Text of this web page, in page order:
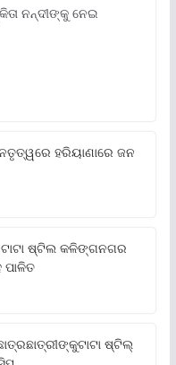
ନନ୍ଦୀଙ୍କୁ ନେଇ
ହରିୟାଣାରେ ଜନ
ଟାଟା ଷ୍ଟିଲ କଳିଙ୍ଗନଗର
ପାଳିତ
ଷ୍ଟିଲ୍